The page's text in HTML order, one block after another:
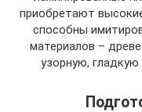
приобретают
способны
материалов –
узорную, гладкую